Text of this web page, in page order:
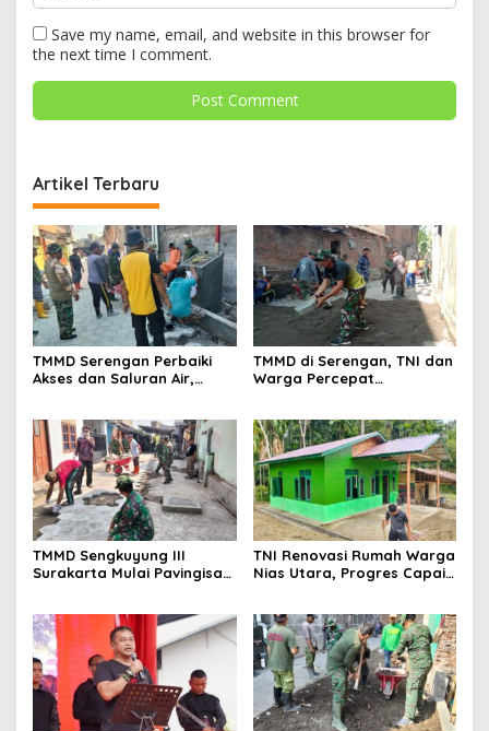
Save my name, email, and website in this browser for
the next time I comment.
Artikel Terbaru
TMMD Serengan Perbaiki
Akses dan Saluran Air,
TMMD di Serengan, TNI dan
Warga Percepat
TMMD Sengkuyung III
Surakarta Mulai Pavingisasi
TNI Renovasi Rumah Warga
Nias Utara, Progres Capai